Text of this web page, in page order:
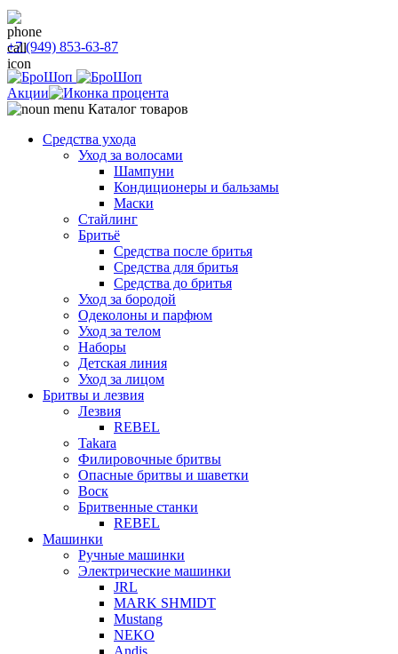
+7 (949) 853-63-87
Акции
Каталог товаров
Средства ухода
Уход за волосами
Шампуни
Кондиционеры и бальзамы
Маски
Стайлинг
Бритьё
Средства после бритья
Средства для бритья
Средства до бритья
Уход за бородой
Одеколоны и парфюм
Уход за телом
Наборы
Детская линия
Уход за лицом
Бритвы и лезвия
Лезвия
REBEL
Takara
Филировочные бритвы
Опасные бритвы и шаветки
Воск
Бритвенные станки
REBEL
Машинки
Ручные машинки
Электрические машинки
JRL
MARK SHMIDT
Mustang
NEKO
Andis